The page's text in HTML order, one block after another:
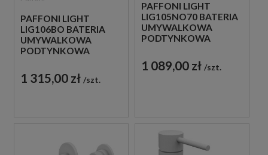
PAFFONI LIGHT
LIG106BO BATERIA
UMYWALKOWA
PODTYNKOWA
BIAŁA
1 315,00 zł szt.
PAFFONI LIGHT
LIG105NO70 BATERIA
UMYWALKOWA
PODTYNKOWA
CZARNA
1 089,00 zł szt.